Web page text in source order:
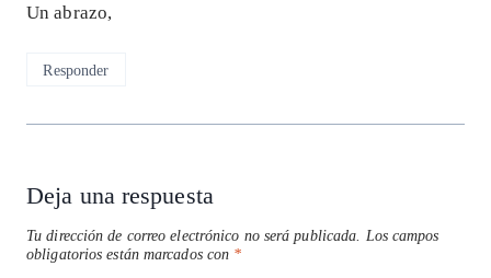
Un abrazo,
Responder
Deja una respuesta
Tu dirección de correo electrónico no será publicada.
Los campos
obligatorios están marcados con *